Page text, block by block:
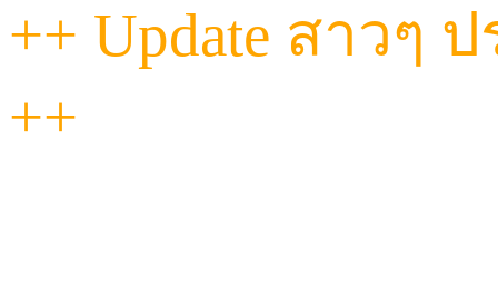
++ Update สาวๆ
++